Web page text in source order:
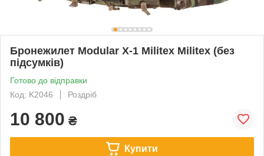
Бронежилет Modular X-1 Militex Militex (без
підсумків)
Готово до відправки
Код: K2046
Роздріб
10 800 ₴
Купити